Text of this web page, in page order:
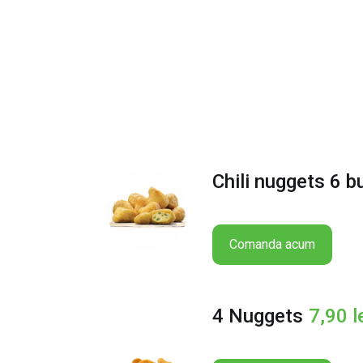
Chili nuggets 6
Comanda acum
4 Nuggets 7,90